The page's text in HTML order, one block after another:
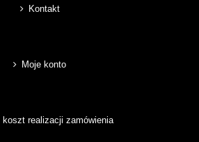
Kontakt
Moje konto
koszt realizacji zamówienia